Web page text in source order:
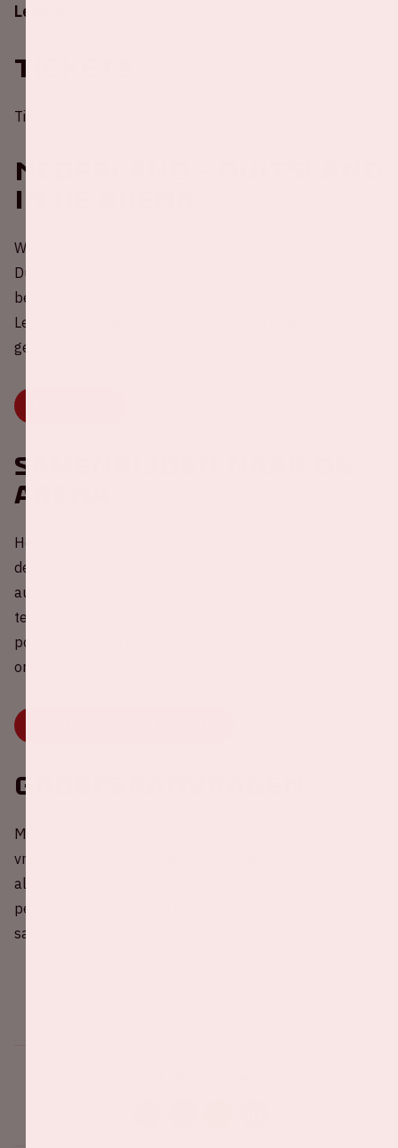
League.
Tickets
Tickets voor Nederland - Duitsland zijn uitverkocht.
Nederland - Duitsland
in de ArenA
Wil je weten wat je kunt verwachten van Nederland -
Duitsland in de Johan Cruijff ArenA? Of ben je gewoon
benieuwd naar de statistieken van vorige wedstrijden?
Lees dan de blog waar we alles op een rijtje hebben
gezet!
Samenrijden naar de
ArenA
Help mee met het reduceren van CO2-uitstoot rondom
de wedstrijden van Oranje 💚 Deel nu jouw lege
autostoel(en) met andere fans of kies een rit uit om mee
te rijden. Samenrijden is veel gezelliger, beter voor je
portemonnee én natuurlijk het milieu. Druk snel op
onderstaande knop.
Groepsaanvragen
Met jouw collega's, voetbalteam, hele familie of
vriendengroep naar Nederland - Duitsland? dat kan! Voor
alle informatie omtrent groepsaanvragen van 10 tot 70
personen kun je contact opnemen met
sales@johancruijffarena.nl.